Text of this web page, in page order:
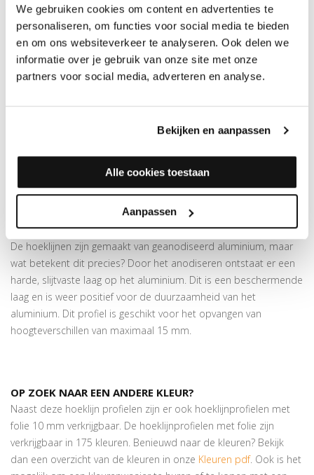
We gebruiken cookies om content en advertenties te
personaliseren, om functies voor social media te bieden
en om ons websiteverkeer te analyseren. Ook delen we
informatie over je gebruik van onze site met onze
partners voor social media, adverteren en analyse.
Bekijken en aanpassen
Alle cookies toestaan
Aanpassen
mm breed en 3 meter lang. Het is zelfklevend, waardoor het
makkelijk gemonteerd kan worden. In meerderekleuren
verkrijgbaar.
Prijs is per 3 meter
Superieure plakkracht
Duo-hoeklijnprofielen en hoeklijnprofielen in andere maten
MEER INFORMATIE OVER DE HOEKLIJNPROFIELEN 17
MM
De hoeklijnen zijn gemaakt van geanodiseerd aluminium, maar
wat betekent dit precies? Door het anodiseren ontstaat er een
harde, slijtvaste laag op het aluminium. Dit is een beschermende
laag en is weer positief voor de duurzaamheid van het
aluminium. Dit profiel is geschikt voor het opvangen van
hoogteverschillen van maximaal 15 mm.
OP ZOEK NAAR EEN ANDERE KLEUR?
Naast deze hoeklijn profielen zijn er ook hoeklijnprofielen met
folie 10 mm verkrijgbaar. De hoeklijnprofielen met folie zijn
verkrijgbaar in 175 kleuren. Benieuwd naar de kleuren? Bekijk
dan een overzicht van de kleuren in onze Kleuren pdf. Ook is het